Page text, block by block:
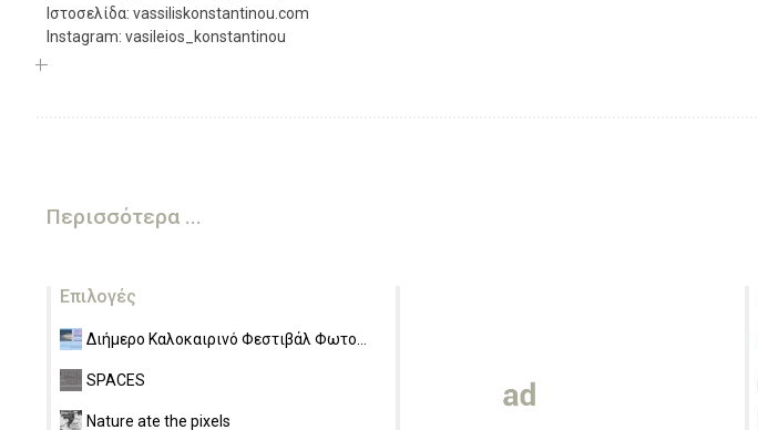
Ιστοσελίδα: vassiliskonstantinou.com
Instagram: vasileios_konstantinou
Περισσότερα ...
Επιλογές
Διήμερο Καλοκαιρινό Φεστιβάλ Φωτο...
SPACES
Nature ate the pixels